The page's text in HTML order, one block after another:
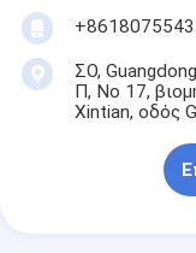
ΣΟ,
Π, Νο 17,
Xintian, οδός